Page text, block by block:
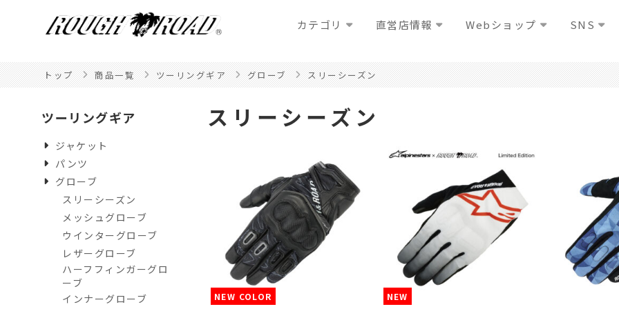
カテゴリ 直営店情報 Webショップ SNS
トップ 商品一覧 ツーリングギア グローブ スリーシーズン
スリーシーズン
NEW COLOR NEW
ツーリングギア
ジャケット
パンツ
グローブ
スリーシーズン
メッシュグローブ
ウインターグローブ
レザーグローブ
ハーフフィンガーグロ
ーブ
インナーグローブ